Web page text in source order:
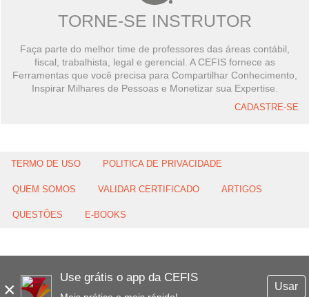
×
Use grátis o app da CEFIS
Usar
TORNE-SE INSTRUTOR
Faça parte do melhor time de professores das áreas contábil,
fiscal, trabalhista, legal e gerencial. A CEFIS fornece as
Ferramentas que você precisa para Compartilhar Conhecimento,
Inspirar Milhares de Pessoas e Monetizar sua Expertise.
CADASTRE-SE
TERMO DE USO POLITICA DE PRIVACIDADE
QUEM SOMOS VALIDAR CERTIFICADO ARTIGOS
QUESTÕES E-BOOKS